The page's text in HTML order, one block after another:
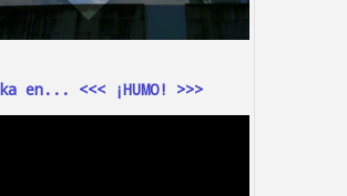
en... <<< ¡HUMO! >>>